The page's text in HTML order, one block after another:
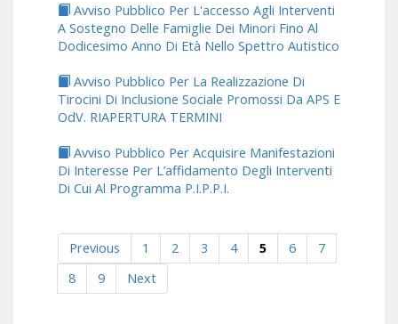
Avviso Pubblico Per L'accesso Agli Interventi
A Sostegno Delle Famiglie Dei Minori Fino Al
Dodicesimo Anno Di Età Nello Spettro Autistico
Avviso Pubblico Per La Realizzazione Di
Tirocini Di Inclusione Sociale Promossi Da APS E
OdV. RIAPERTURA TERMINI
Avviso Pubblico Per Acquisire Manifestazioni
Di Interesse Per L’affidamento Degli Interventi
Di Cui Al Programma P.I.P.P.I.
Previous 1 2 3 4 5 6
7
8
9 Next